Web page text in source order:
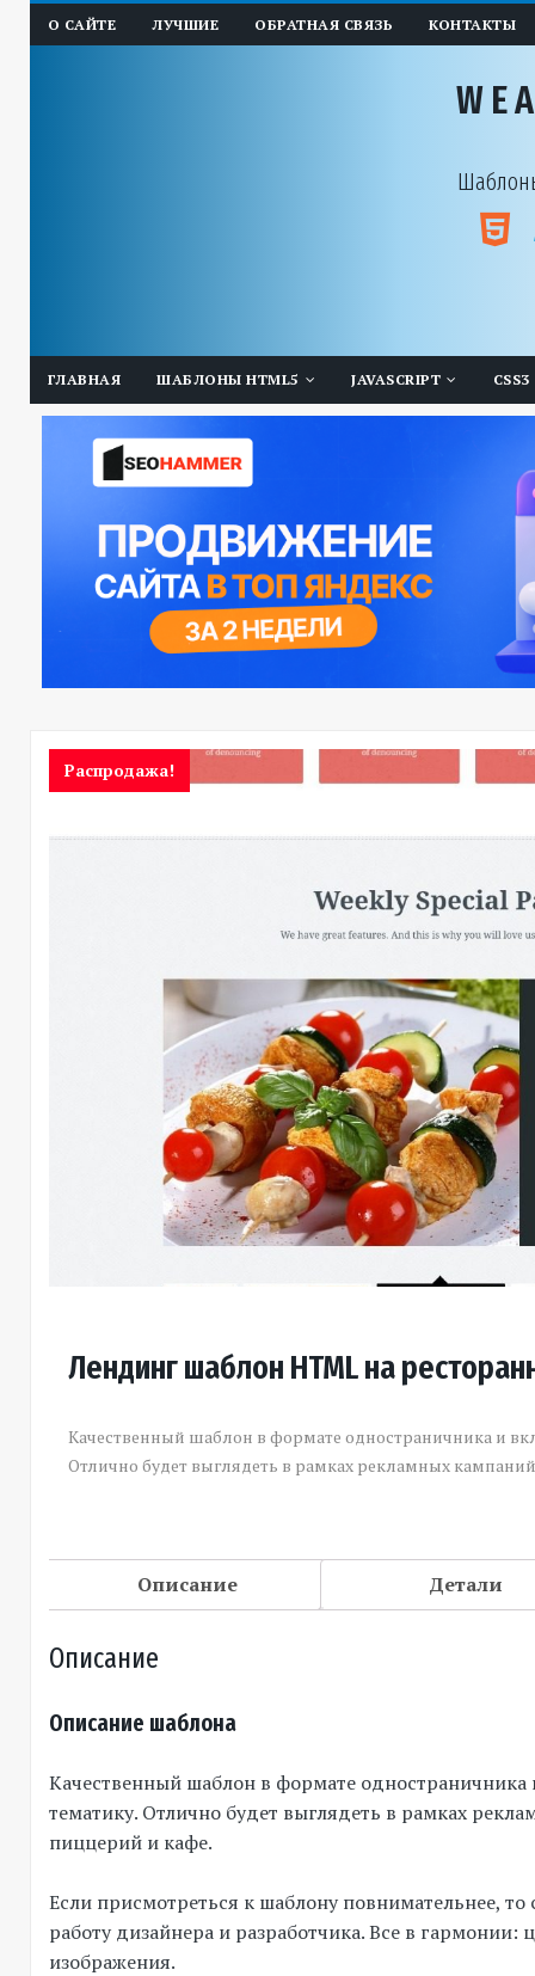
О САЙТЕ ЛУЧШИЕ ОБРАТНАЯ СВЯЗЬ КОНТАКТЫ
ГЛАВНАЯ ШАБЛОНЫ HTML5 JAVASCRIPT CSS3
Распродажа!
Лендинг шаблон HTML на
Качественный шаблон в формате одностраничника и
Отлично будет выглядеть в рамках рекламных
Описание Детали
Описание
Описание шаблона
Качественный шаблон в формате
тематику. Отлично будет выглядеть в рамках
пиццерий и кафе.
Если присмотреться к шаблону повнимательнее,
работу дизайнера и разработчика. Все в
изображения.